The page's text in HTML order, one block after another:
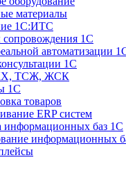
материалы
1С:ИТС
1С
автоматизации
1С
ТСЖ, ЖСК
1С
товаров
ERP систем
информационных баз 1С
информационных